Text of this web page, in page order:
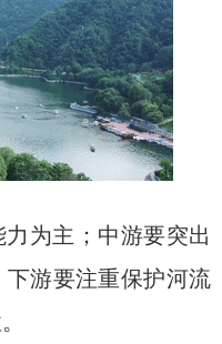
力为主；中游要突出
游要注重保护河流